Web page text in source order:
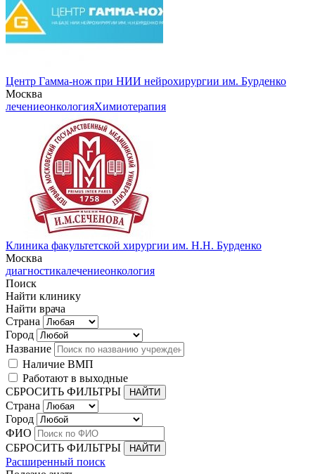
Центр Гамма-нож при НИИ нейрохирургии им. Бурденко
Москва
лечениеонкологияХимиотерапия
Клиника факультетской хирургии им. Н.Н. Бурденко
Москва
диагностикалечениеонкология
Поиск
Найти клинику
Найти врача
Страна
Город
Название
Наличие ВМП
Работают в выходные
СБРОСИТЬ ФИЛЬТРЫ
Страна
Город
ФИО
СБРОСИТЬ ФИЛЬТРЫ
Расширенный поиск